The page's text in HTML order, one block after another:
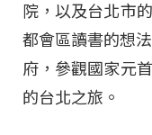
院，以及台北市
都會區讀書的想
府，參觀國家元
的台北之旅。